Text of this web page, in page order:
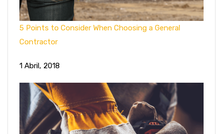
5 Points to Consider When Choosing a General
Contractor
1 Abril, 2018